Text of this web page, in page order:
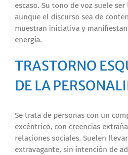
escaso. Su tono de voz suele
aunque el discurso sea de
muestran iniciativa y
energía.
TRASTORNO
DE LA
Se trata de personas con un
excéntrico, con creencias
relaciones sociales. Suelen
extravagante, sin intención de